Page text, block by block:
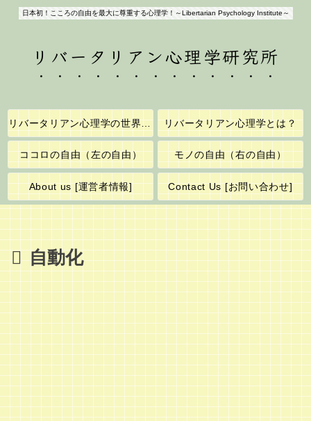
日本初！こころの自由を最大に尊重する心理学！～Libertarian Psychology Institute～
リバータリアン心理学研究所
リバータリアン心理学の世界へようこそ！ リバータリアン心理学とは？
ココロの自由（左の自由） モノの自由（右の自由）
About us [運営者情報] Contact Us [お問い合わせ]
自動化